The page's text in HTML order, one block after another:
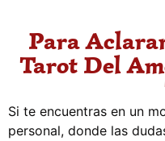
Para
Tarot Del
Si te encuentras en un
personal, donde las